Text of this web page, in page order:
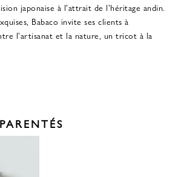
japonaise à l'attrait de l'héritage andin.
Babaco invite ses clients à
l'artisanat et la nature, un tricot à la